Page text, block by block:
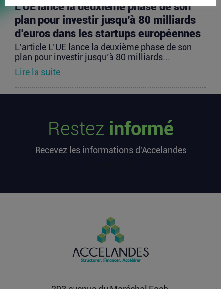
L’UE lance la deuxième phase de son
plan pour investir jusqu’à 80 milliards
d’euros dans les startups européennes
L’article L’UE lance la deuxième phase de son
plan pour investir jusqu’à 80 milliards...
Lire la suite
millions d’euros cette semaine
L’article Les startups françaises ont levé 113
premier sur...
chez OpenAI pour se soigner
L’article Après une pause de 3 mois, la Française
Fidji Simo quitte son poste chez OpenAI pour se
Restez informé
Recevez les informations d'Accelandes